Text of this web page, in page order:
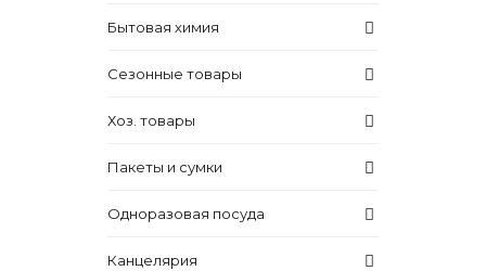
Бытовая химия
Сезонные товары
Хоз. товары
Пакеты и сумки
Одноразовая посуда
Канцелярия